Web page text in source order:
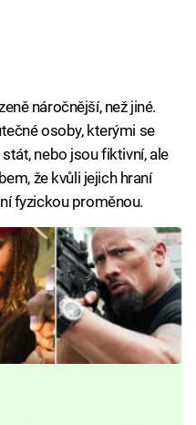
náročnější, než jiné.
osoby, kterými se
nebo jsou fiktivní, ale
že kvůli jejich hraní
fyzickou proměnou.